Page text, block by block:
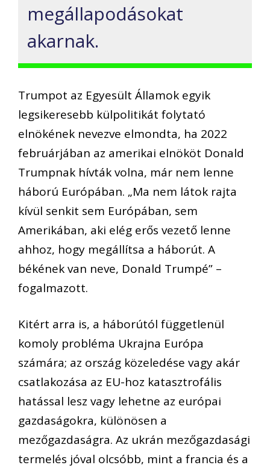
megállapodásokat
akarnak.
Trumpot az Egyesült Államok egyik
legsikeresebb külpolitikát folytató
elnökének nevezve elmondta, ha 2022
februárjában az amerikai elnököt Donald
Trumpnak hívták volna, már nem lenne
háború Európában. „Ma nem látok rajta
kívül senkit sem Európában, sem
Amerikában, aki elég erős vezető lenne
ahhoz, hogy megállítsa a háborút. A
békének van neve, Donald Trumpé” –
fogalmazott.
Kitért arra is, a háborútól függetlenül
komoly probléma Ukrajna Európa
számára; az ország közeledése vagy akár
csatlakozása az EU-hoz katasztrofális
hatással lesz vagy lehetne az európai
gazdaságokra, különösen a
mezőgazdaságra. Az ukrán mezőgazdasági
termelés jóval olcsóbb, mint a francia és a